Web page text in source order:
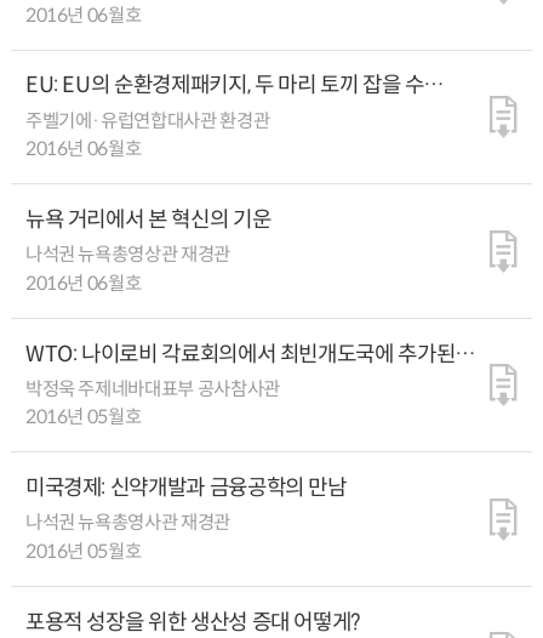
2016년 06월호
EU: EU의 순환경제패키지, 두 마리 토끼 잡을 수
있을까?
주벨기에·유럽연합대사관 환경관
2016년 06월호
뉴욕 거리에서 본 혁신의 기운
나석권 뉴욕총영상관 재경관
2016년 06월호
WTO: 나이로비 각료회의에서 최빈개도국에 추가된
특혜는?
박정욱 주제네바대표부 공사참사관
2016년 05월호
미국경제: 신약개발과 금융공학의 만남
나석권 뉴욕총영사관 재경관
2016년 05월호
포용적 성장을 위한 생산성 증대 어떻게?